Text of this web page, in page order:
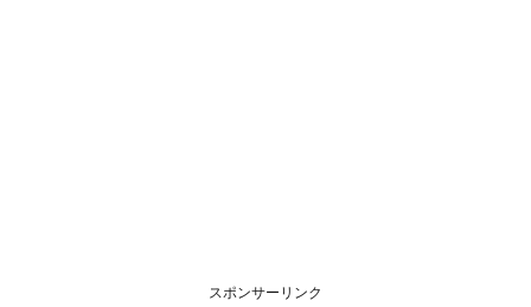
スポンサーリンク